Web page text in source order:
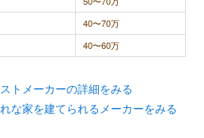
40〜70万
40〜60万
トメーカーの詳細をみる
な家を建てられるメーカーをみる